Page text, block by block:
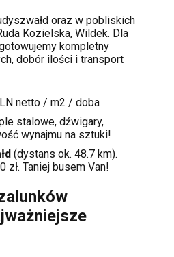
oraz w pobliskich
Kozielska, Wildek. Dla
kompletny
dobór ilości i transport
netto / m2 / doba
stalowe, dźwigary,
wynajmu na sztuki!
(dystans ok. 48.7 km).
zł. Taniej busem Van!